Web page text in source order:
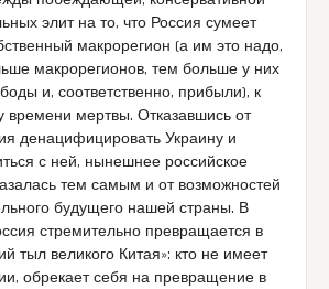
элит на то, что Россия сумеет
макрорегион (а им это надо,
макрорегионов, тем больше у них
и, соответственно, прибыли), к
времени мертвы. Отказавшись от
денацифицировать Украину и
с ней, нынешнее российское
тем самым и от возможностей
будущего нашей страны. В
стремительно превращается в
тыл великого Китая»: кто не имеет
обрекает себя на превращение в